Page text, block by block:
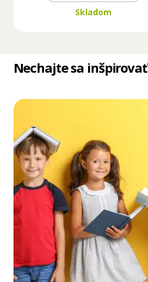
Skladom
Nechajte sa inšpirovať